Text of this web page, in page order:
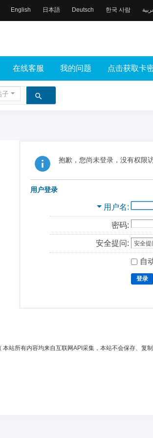
English 日本語 Deutsch 한국 사람
在线客服 我的问题 点击获取卡
子
抱歉，您尚未登录，没有权限
用户登录
用户名
密码:
安全提问:
自
登录
( 本站所有内容均来自互联网API采集，本站不会保存、复